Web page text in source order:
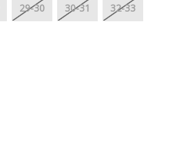
29-30 30-31 32-33